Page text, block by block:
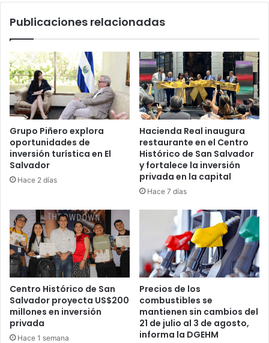
Publicaciones relacionadas
Grupo Piñero explora
oportunidades de
inversión turística en El
Salvador
Hace 2 días
Hacienda Real inaugura
restaurante en el Centro
Histórico de San Salvador
y fortalece la inversión
privada en la capital
Hace 7 días
Centro Histórico de San
Salvador proyecta US$200
millones en inversión
privada
Hace 1 semana
Precios de los
combustibles se
mantienen sin cambios del
21 de julio al 3 de agosto,
informa la DGEHM